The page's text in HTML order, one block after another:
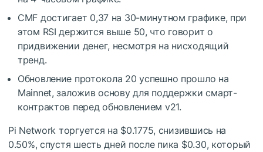
CMF достигает 0,37 на 30-минутном графике, при
этом RSI держится выше 50, что говорит о
придвижении денег, несмотря на нисходящий
тренд.
Обновление протокола 20 успешно прошло на
Mainnet, заложив основу для поддержки смарт-
контрактов перед обновлением v21.
Pi Network торгуется на $0.1775, снизившись на
0.50%, спустя шесть дней после пика $0.30, который